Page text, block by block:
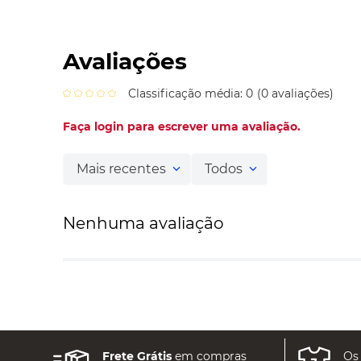
Avaliações
Classificação média: 0 (0 avaliações)
Faça login para escrever uma avaliação.
Mais recentes Todos
Nenhuma avaliação
Frete Grátisem compras